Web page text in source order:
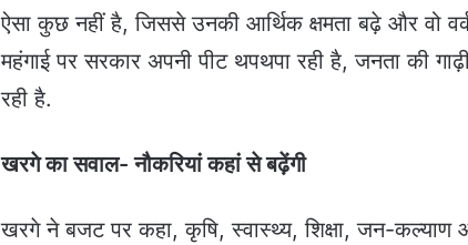
ऐसा कुछ नहीं है, जिससे उनकी आर्थिक क्षमता बढ़े और वो
महंगाई पर सरकार अपनी पीट थपथपा रही है, जनता की
रही है.
खरगे का सवाल- नौकरियां कहां से बढ़ेंगी
खरगे ने बजट पर कहा, कृषि, स्वास्थ्य, शिक्षा, जन-